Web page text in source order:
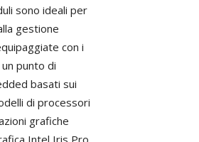
sono ideali per
gestione
con i
punto di
basati sui
di processori
grafiche